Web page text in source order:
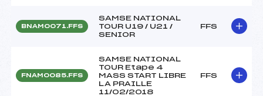
BNAM0071.FFS
SAMSE NATIONAL
TOUR U19 / U21 /
SENIOR
FFS
FNAM0085.FFS
SAMSE NATIONAL
TOUR Etape 4
MASS START LIBRE
LA PRAILLE
11/02/2018
FFS